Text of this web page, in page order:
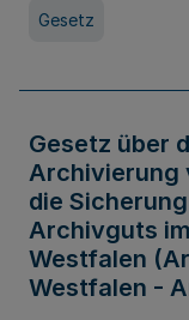
Gesetz
Gesetz über
Archivierung
die
Archivguts
Westfalen
Westfalen -